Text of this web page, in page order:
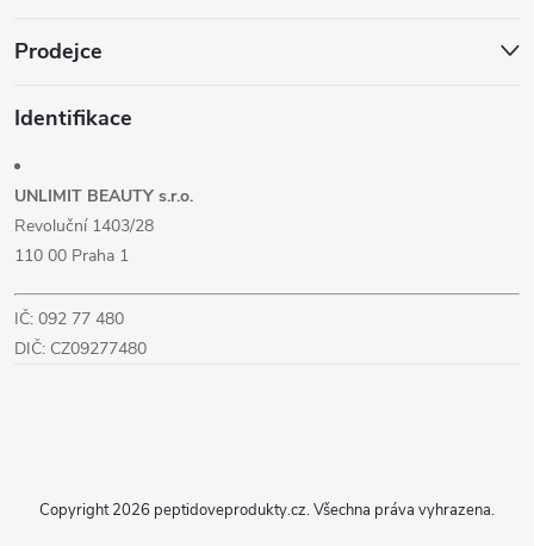
Prodejce
Identifikace
UNLIMIT BEAUTY s.r.o.
Revoluční 1403/28
110 00 Praha 1
IČ: 092 77 480
DIČ: CZ09277480
Copyright 2026 peptidoveprodukty.cz. Všechna práva vyhrazena.